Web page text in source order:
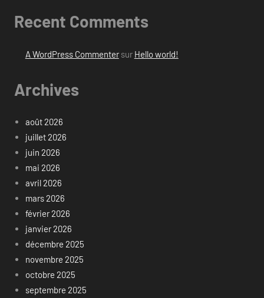
Recent Comments
A WordPress Commentersur Hello world!
Archives
août 2026
juillet 2026
juin 2026
mai 2026
avril 2026
mars 2026
février 2026
janvier 2026
décembre 2025
novembre 2025
octobre 2025
septembre 2025